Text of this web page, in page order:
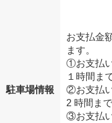
駐車場情報
お支払金
ます。
①お支払
１時間ま
②お支払
2 時間ま
③お支払